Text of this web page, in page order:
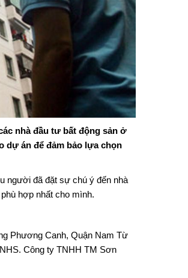
nhà đầu tư bất động sản ở
dự án để đảm bảo lựa chọn
người đã đặt sự chú ý đến nhà
hợp nhất cho mình.
Phương Canh, Quận Nam Từ
Công ty TNHH TM Sơn